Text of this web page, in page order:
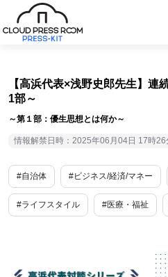
【高浜代表×浅野史郎先生】
1部～
～第１部：優生思想とは何か～
情報解禁日時：2025年06月04日 17時26
#自治体 #ビジネス/経済/マネー
#ライフスタイル #医療・福祉